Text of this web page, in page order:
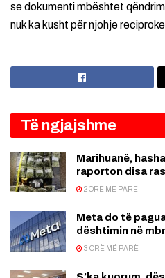
se dokumenti mbështet
nuk ka kusht për njohje
Të ngjajshme
Marihuanë,
raporton disa
2 ORË MË PARË
Meta do të
dështimin në
3 ORË MË PARË